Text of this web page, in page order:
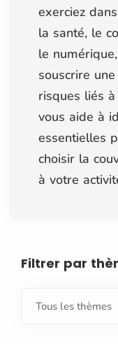
exerciez
la santé, le
le
souscrire
risques liés
vous aide à
essentielles
choisir la
à votre
Filtrer par